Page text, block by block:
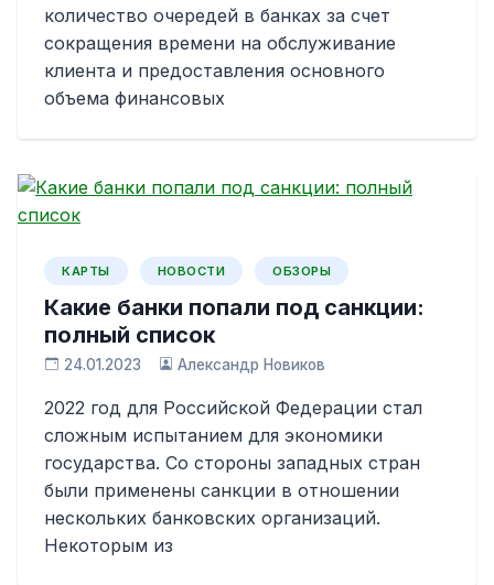
количество очередей в банках за счет
сокращения времени на обслуживание
клиента и предоставления основного
объема финансовых
КАРТЫ НОВОСТИ ОБЗОРЫ
Какие банки попали под санкции:
полный список
24.01.2023 Александр Новиков
2022 год для Российской Федерации стал
сложным испытанием для экономики
государства. Со стороны западных стран
были применены санкции в отношении
нескольких банковских организаций.
Некоторым из